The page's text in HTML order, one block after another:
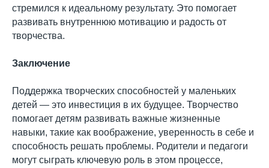
стремился к идеальному результату. Это помогает
развивать внутреннюю мотивацию и радость от
творчества.
Заключение
Поддержка творческих способностей у маленьких
детей — это инвестиция в их будущее. Творчество
помогает детям развивать важные жизненные
навыки, такие как воображение, уверенность в себе и
способность решать проблемы. Родители и педагоги
могут сыграть ключевую роль в этом процессе,